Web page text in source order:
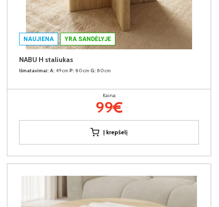
NAUJIENA YRA SANDĖLYJE
NABU H staliukas
Išmatavimai: A: 49cm P: 80cm G: 80cm
Kaina:
99€
Į krepšelį